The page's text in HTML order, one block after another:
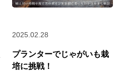
2025.02.28
プランターでじゃがいも栽
培に挑戦！